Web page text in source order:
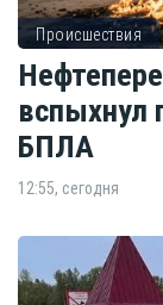
Происшествия
вспыхнул
БПЛА
12:55, сегодня